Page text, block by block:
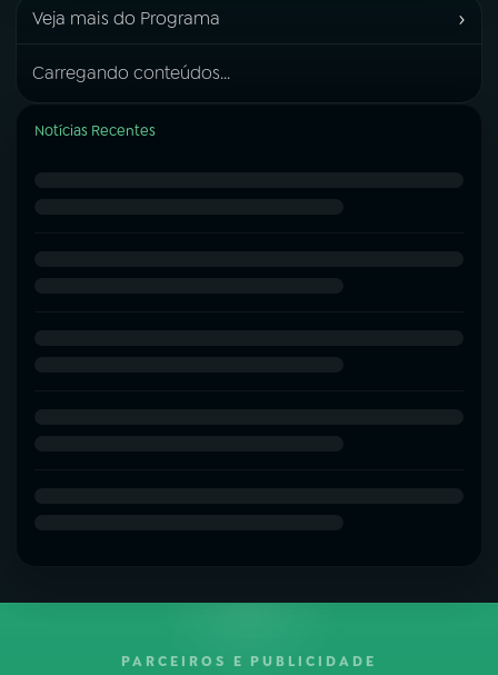
Veja mais do Programa ›
Carregando conteúdos...
Notícias Recentes
PARCEIROS E PUBLICIDADE